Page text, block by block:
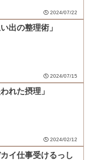
2024/07/22
出の整理術」
2024/07/15
れた摂理」
2024/02/12
イ仕事受けるっし